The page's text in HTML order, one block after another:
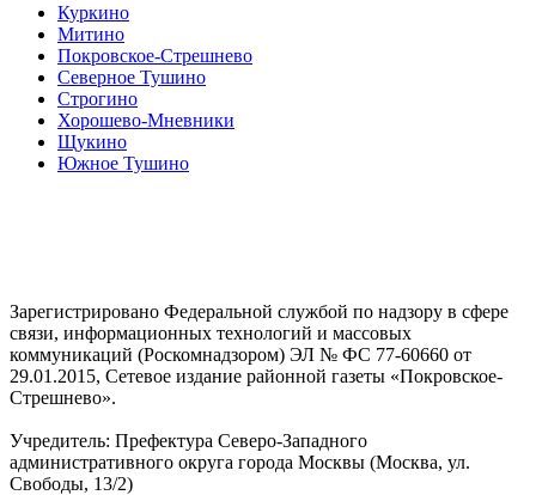
Куркино
Митино
Покровское-Стрешнево
Северное Тушино
Строгино
Хорошево-Мневники
Щукино
Южное Тушино
Зарегистрировано Федеральной службой по надзору в сфере
связи, информационных технологий и массовых
коммуникаций (Роскомнадзором) ЭЛ № ФС 77-60660 от
29.01.2015, Сетевое издание районной газеты «Покровское-
Стрешнево».
Учредитель: Префектура Северо-Западного
административного округа города Москвы (Москва, ул.
Свободы, 13/2)